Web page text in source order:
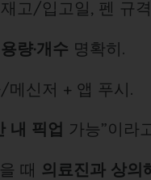
고/입고일, 펜 규
용량·개수 명확히.
메신저 + 앱 푸시.
내 픽업 가능”이라
때 의료진과 상의